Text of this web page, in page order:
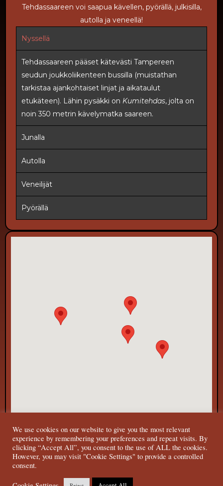
Tehdassaareen voi saapua kävellen, pyörällä, julkisilla,
autolla ja veneellä!
Nyssellä
Tehdassaareen pääset kätevästi Tampereen
seudun joukkoliikenteen bussilla (muistathan
tarkistaa ajankohtaiset linjat ja aikataulut
etukäteen). Lähin pysäkki on Kumitehdas, jolta on
noin 350 metrin kävelymatka saareen.
Junalla
Autolla
Veneilijät
Pyörällä
© 2022 Tehdassaari. Kaikki oikeudet pidätetään | Y-tunnus: 3197752-7
We use cookies on our website to give you the most relevant
experience by remembering your preferences and repeat visits. By
clicking “Accept All”, you consent to the use of ALL the cookies.
However, you may visit "Cookie Settings" to provide a controlled
consent.